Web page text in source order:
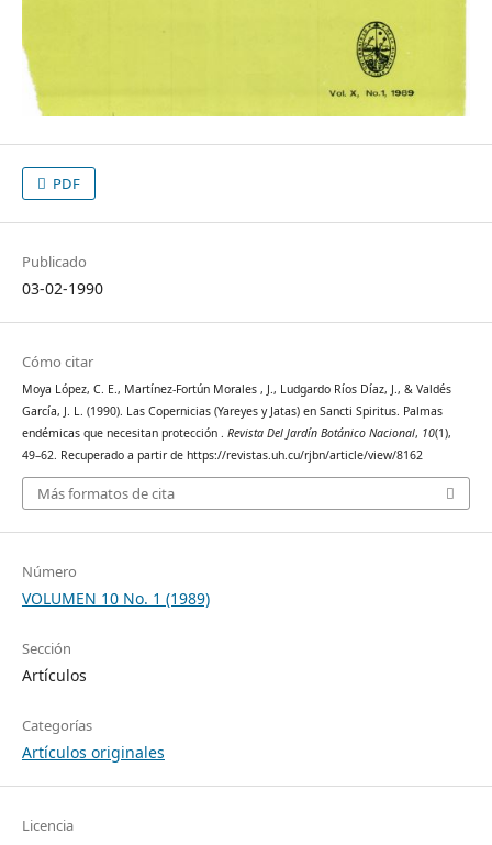
PDF
Publicado
03-02-1990
Cómo citar
Moya López, C. E., Martínez-Fortún Morales , J., Ludgardo Ríos Díaz, J., & Valdés
García, J. L. (1990). Las Copernicias (Yareyes y Jatas) en Sancti Spiritus. Palmas
endémicas que necesitan protección . Revista Del Jardín Botánico Nacional, 10(1),
49–62. Recuperado a partir de https://revistas.uh.cu/rjbn/article/view/8162
Más formatos de cita
Número
VOLUMEN 10 No. 1 (1989)
Sección
Artículos
Categorías
Artículos originales
Licencia